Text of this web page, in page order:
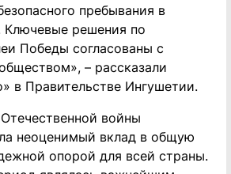
пребывания в
Ключевые решения по
Победы согласованы с
– рассказали
в Правительстве Ингушетии.
войны
неоценимый вклад в общую
опорой для всей страны.